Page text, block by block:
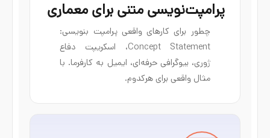
پرامپت‌نویسی متنی برای معماری
چطور برای کارهای واقعی پرامپت بنویسی:
Concept Statement، اسکریپت دفاع
ژوری، بیوگرافی حرفه‌ای، ایمیل به کارفرما. با
مثال واقعی برای هرکدوم.